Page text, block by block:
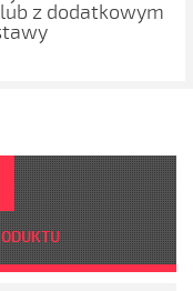
z dodatkowym